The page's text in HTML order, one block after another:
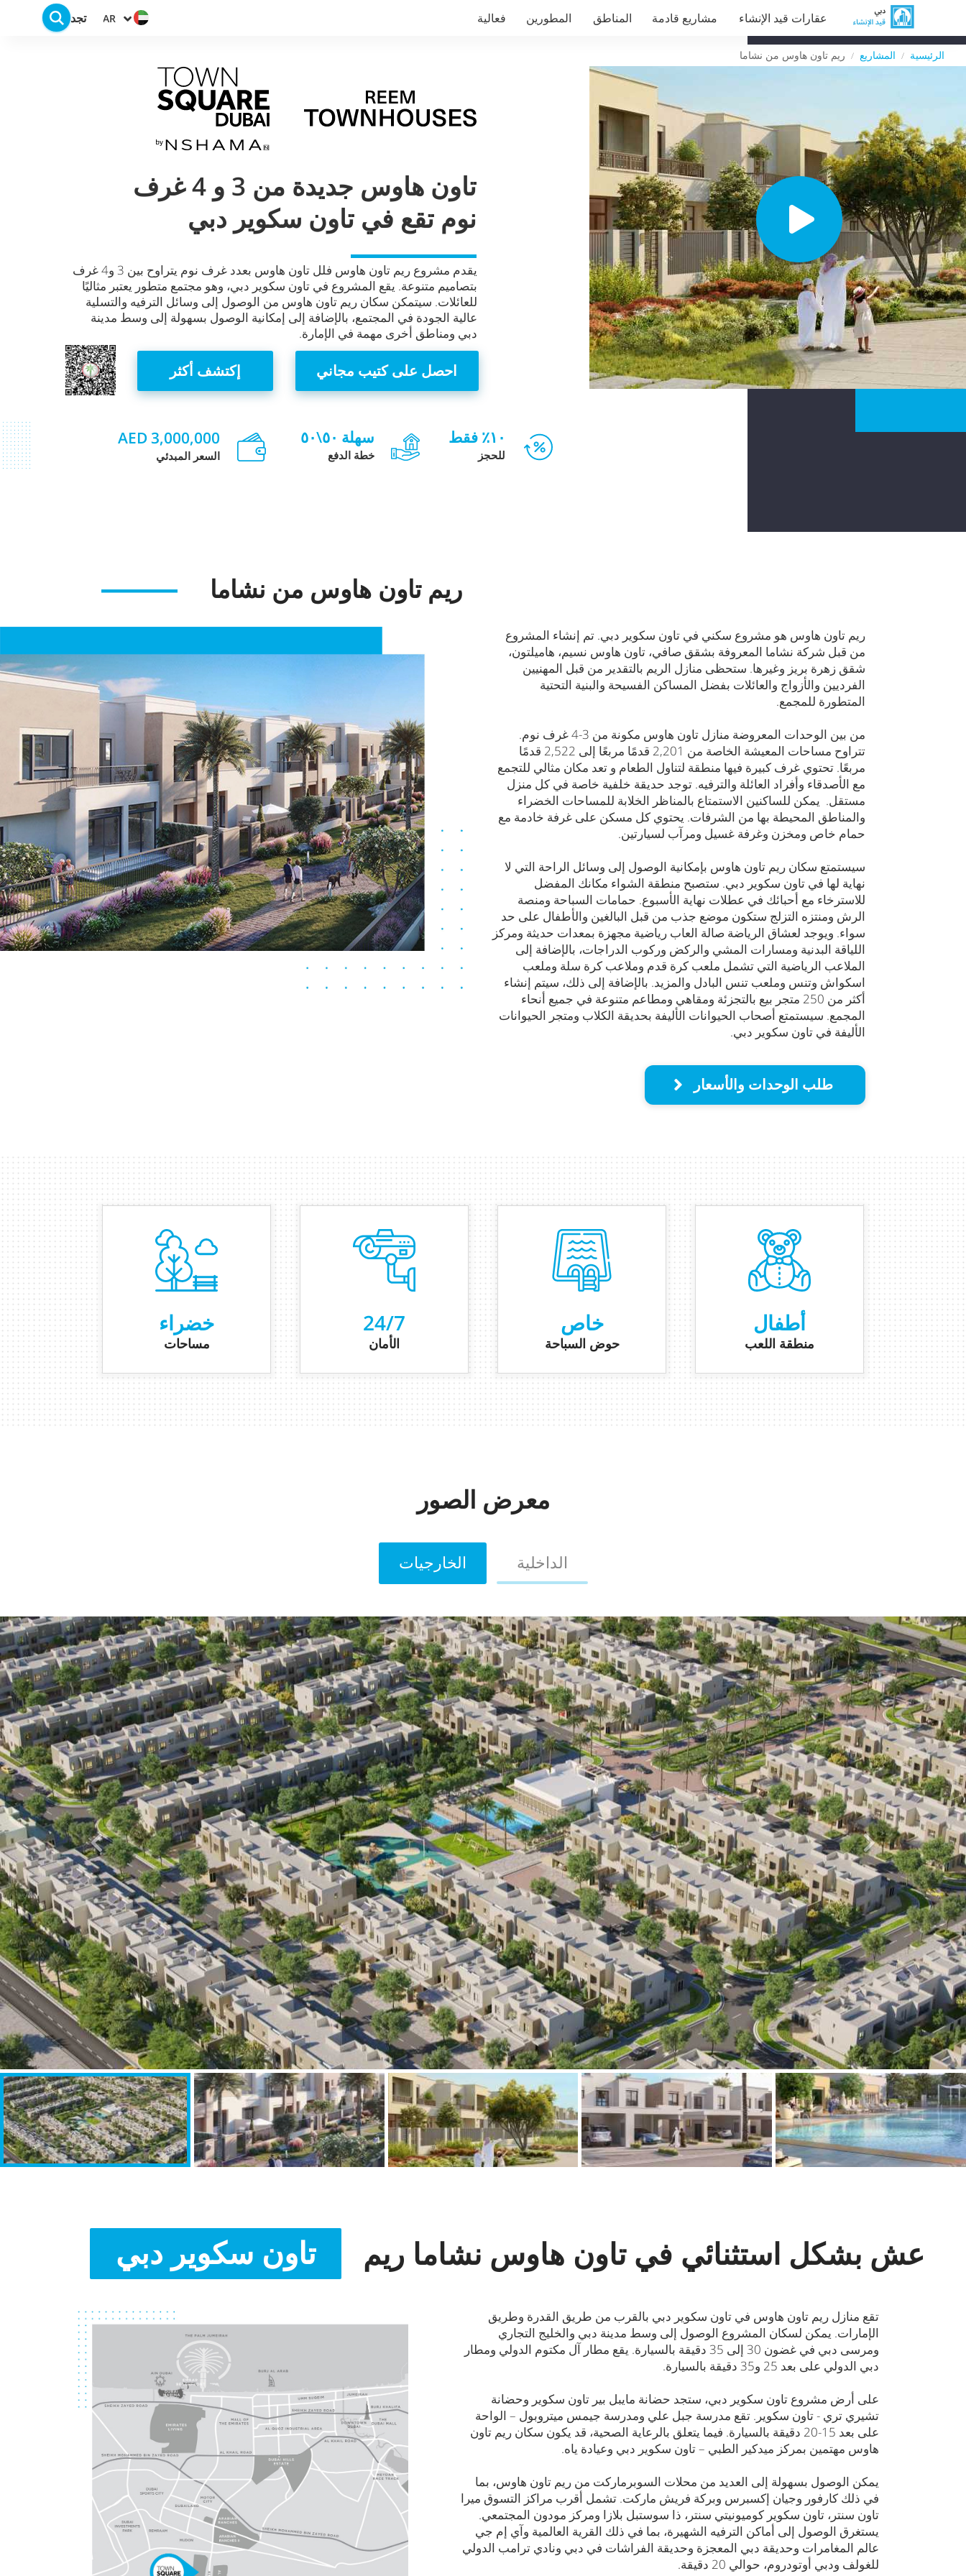
الرئيسية / المشاريع / ريم تاون هاوس من نشاما
تجد AR فعالية المطورين المناطق مشاريع قادمة عقارات قيد الإنشاء
AED 3,000,000
السعر المبدئي
إكتشف أكثر احصل على كتيب مجاني
يقدم مشروع ريم تاون هاوس فلل تاون هاوس بعدد غرف نوم يتراوح بين 3 و4 غرف
بتصاميم متنوعة. يقع المشروع في تاون سكوير دبي، وهو مجتمع متطور يعتبر مثاليًا
للعائلات. سيتمكن سكان ريم تاون هاوس من الوصول إلى وسائل الترفيه والتسلية
عالية الجودة في المجتمع، بالإضافة إلى إمكانية الوصول بسهولة إلى وسط مدينة
دبي ومناطق أخرى مهمة في الإمارة.
سهلة ٥٠\٥٠
خطة الدفع
١٠٪ فقط
للحجز
تاون هاوس جديدة من 3 و 4 غرف
نوم تقع في تاون سكوير دبي
ريم تاون هاوس من نشاما
ريم تاون هاوس هو مشروع سكني في تاون سكوير دبي. تم إنشاء المشروع
من قبل شركة نشاما المعروفة بشقق صافي، تاون هاوس نسيم، هاميلتون،
شقق زهرة بريز وغيرها. ستحظى منازل الريم بالتقدير من قبل المهنيين
الفرديين والأزواج والعائلات بفضل المساكن الفسيحة والبنية التحتية
المتطورة للمجمع.
من بين الوحدات المعروضة منازل تاون هاوس مكونة من 3-4 غرف نوم.
تتراوح مساحات المعيشة الخاصة من 2,201 قدمًا مربعًا إلى 2,522 قدمًا
مربعًا. تحتوي غرف كبيرة فيها منطقة لتناول الطعام و تعد مكان مثالي للتجمع
مع الأصدقاء وأفراد العائلة والترفيه. توجد حديقة خلفية خاصة في كل منزل
مستقل. يمكن للساكنين الاستمتاع بالمناظر الخلابة للمساحات الخضراء
والمناطق المحيطة بها من الشرفات. يحتوي كل مسكن على غرفة خادمة مع
حمام خاص ومخزن وغرفة غسيل ومرآب لسيارتين.
سيستمتع سكان ريم تاون هاوس بإمكانية الوصول إلى وسائل الراحة التي لا
نهاية لها في تاون سكوير دبي. ستصبح منطقة الشواء مكانك المفضل
للاسترخاء مع أحبائك في عطلات نهاية الأسبوع. حمامات السباحة ومنصة
الرش ومنتزه التزلج ستكون موضع جذب من قبل البالغين والأطفال على حد
سواء. ويوجد لعشاق الرياضة صالة العاب رياضية مجهزة بمعدات حديثة ومركز
اللياقة البدنية ومسارات المشي والركض وركوب الدراجات، بالإضافة إلى
الملاعب الرياضية التي تشمل ملعب كرة قدم وملاعب كرة سلة وملعب
اسكواش وتنس وملعب تنس البادل والمزيد. بالإضافة إلى ذلك، سيتم إنشاء
أكثر من 250 متجر بيع بالتجزئة ومقاهي ومطاعم متنوعة في جميع أنحاء
المجمع. سيستمتع أصحاب الحيوانات الأليفة بحديقة الكلاب ومتجر الحيوانات
الأليفة في تاون سكوير دبي.
طلب الوحدات والأسعار
خضراء
مساحات
24/7
الأمان
خاص
حوض السباحة
أطفال
منطقة اللعب
معرض الصور
الخارجيات الداخلية
تاون سكوير دبي عش بشكل استثنائي في تاون هاوس نشاما ريم
تقع منازل ريم تاون هاوس في تاون سكوير دبي بالقرب من طريق القدرة وطريق
الإمارات. يمكن لسكان المشروع الوصول إلى وسط مدينة دبي والخليج التجاري
ومرسى دبي في غضون 30 إلى 35 دقيقة بالسيارة. يقع مطار آل مكتوم الدولي ومطار
دبي الدولي على بعد 25 و35 دقيقة بالسيارة.
على أرض مشروع تاون سكوير دبي، ستجد حضانة مايبل بير تاون سكوير وحضانة
تشيري تري - تاون سكوير. تقع مدرسة جبل علي ومدرسة جيمس ميتروبول – الواحة
على بعد 15-20 دقيقة بالسيارة. فيما يتعلق بالرعاية الصحية، قد يكون سكان ريم تاون
هاوس مهتمين بمركز ميدكير الطبي – تاون سكوير دبي وعيادة ياه.
يمكن الوصول بسهولة إلى العديد من محلات السوبرماركت من ريم تاون هاوس، بما
في ذلك كارفور وجيان إكسبرس وبركة فريش ماركت. تشمل أقرب مراكز التسوق ميرا
تاون سنتر، تاون سكوير كوميونيتي سنتر، ذا سوستبل بلازا ومركز مودون المجتمعي.
يستغرق الوصول إلى أماكن الترفيه الشهيرة، بما في ذلك القرية العالمية وآي إم جي
عالم المغامرات وحديقة دبي المعجزة وحديقة الفراشات في دبي ونادي ترامب الدولي
للغولف ودبي أوتودروم، حوالي 20 دقيقة.